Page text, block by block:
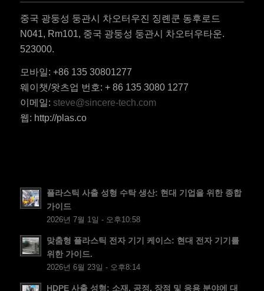
중국 광둥성 둥관시 차오터우진 징롄쿤 동후로드
N041, Rm101, 중국 광둥성 둥관시 차오터우타운.
523000.
모바일: +86 135 30801277
웨이챗/왓츠업 번호: + 86 135 3080 1277
이메일: steve@sincere-tech.com
웹: http://plas.co
플라스틱 사출 성형 수탁 생산: 현대 기업을 위한 종합
가이드
2026년 7월 1일 - 오후10:58
맞춤형 플라스틱 전자 기기 케이스: 현대 전자 기기를
위한 가이드.
2026년 6월 23일 - 오후8:14
HDPE 사출 성형: 소재, 공정, 장점 및 응용 분야에 대
ES
JA
PT
DA
FI
HU
RO
ES_MX